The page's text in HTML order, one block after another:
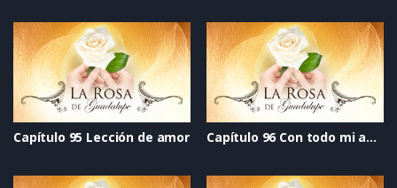
Capítulo 95 Lección de amor Capítulo 96 Con todo mi amor